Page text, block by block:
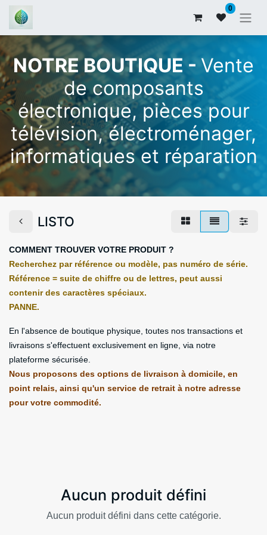
0
NOTRE BOUTIQUE -Vente
de composants
électronique, pièces pour
télévision, électroménager,
informatiques et réparation
LISTO
COMMENT TROUVER VOTRE PRODUIT ?
Recherchez par référence ou modèle, pas numéro de série.
Référence = suite de chiffre ou de lettres, peut aussi
contenir des caractères spéciaux.
PANNE.
En l'absence de boutique physique, toutes nos transactions et
livraisons s'effectuent exclusivement en ligne, via notre
plateforme sécurisée.
Nous proposons des options de livraison à domicile, en
point relais, ainsi qu'un service de retrait à notre adresse
pour votre commodité.
Aucun produit défini
Aucun produit défini dans cette catégorie.